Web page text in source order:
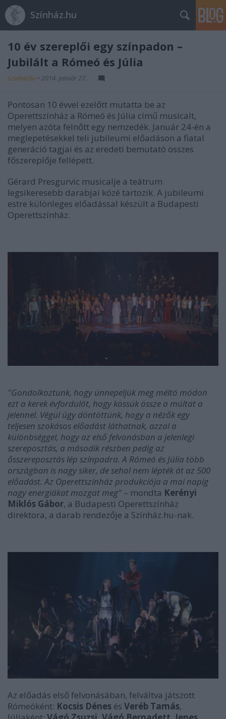
Színház.hu
10 év szereplői egy színpadon –
Jubilált a Rómeó és Júlia
szinhazhu • 2014. január 27.
Pontosan 10 évvel ezelőtt mutatta be az
Operettszínház a Rómeó és Júlia című musicalt,
melyen azóta felnőtt egy nemzedék. Január 24-én a
meglepetésekkel teli jubileumi előadáson a fiatal
generáció tagjai és az eredeti bemutató összes
főszereplője fellépett.
Gérard Presgurvic musicalje a teátrum
legsikeresebb darabjai közé tartozik. A jubileumi
estre különleges előadással készült a Budapesti
Operettszínház.
"Gondolkoztunk, hogy ünnepeljük meg méltó módon
ezt a kerek évfordulót, hogy kössük össze a múltat a
jelennel. Végül úgy döntöttünk, hogy a nézők egy
teljesen szokásos előadást láthatnak, azzal a
különbséggel, hogy az első felvonásban a jelenlegi
szereposztás, a második részben pedig az
ősszereposztás lép színpadra. A Rómeó és Júlia több
országban is nagy siker, de sehol nem lépték át az 500
előadást. Az Operettszínház produkciója a mai napig
nagy energiákat mozgat meg" – mondta Kerényi
Miklós Gábor, a Budapesti Operettszínház
direktora, a darab rendezője a Színház.hu-nak.
Az előadás első felvonásában, felváltva játszott
Rómeóként: Kocsis Dénes és Veréb Tamás,